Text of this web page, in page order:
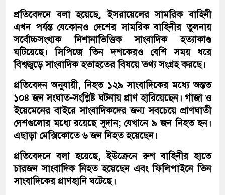
প্রতিবেদনে বলা হয়েছে, ইসরায়েলের সামরিক বাহিনী
এখন পর্যন্ত যেকোনও দেশের সামরিক বাহিনীর তুলনায়
সর্বোচ্চসংখ্যক নিশানাভিত্তিক সাংবাদিক হত্যাকাণ্ড
ঘটিয়েছে। সিপিজে তিন দশকেরও বেশি সময় ধরে
বিশ্বজুড়ে সাংবাদিক হতাহতের বিষয়ে তথ্য সংগ্রহ করছে।
প্রতিবেদন অনুযায়ী, নিহত ১২৯ সাংবাদিকের মধ্যে অন্তত
১০৪ জন সংঘাত-সংশ্লিষ্ট ঘটনায় প্রাণ হারিয়েছেন। গাজা ও
ইয়েমেনের বাইরে সাংবাদিকদের জন্য সবচেয়ে প্রাণঘাতী
দেশগুলোর মধ্যে রয়েছে সুদান; যেখানে ৯ জন নিহত হন।
এছাড়া মেক্সিকোতে ৬ জন নিহত হয়েছেন।
প্রতিবেদনে বলা হয়েছে, ইউক্রেনে রুশ বাহিনীর হাতে
চারজন সাংবাদিক নিহত হয়েছেন এবং ফিলিপাইনে তিন
সাংবাদিকের প্রাণহানি ঘটেছে।